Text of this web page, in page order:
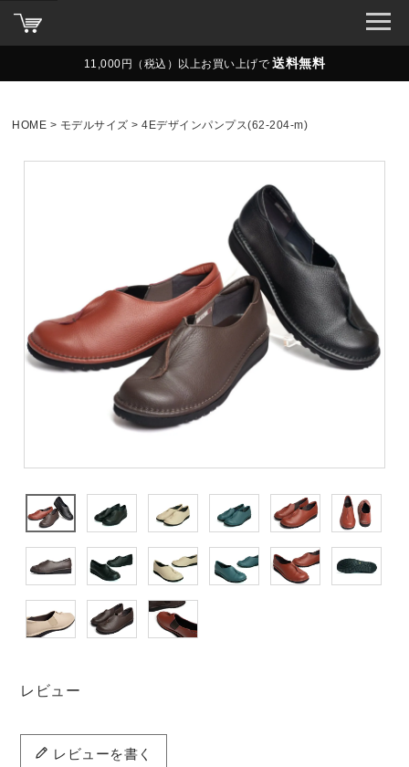
11,000円（税込）以上お買い上げで 送料無料
HOME モデルサイズ 4Eデザインパンプス(62-204-m)
レビュー
レビューを書く